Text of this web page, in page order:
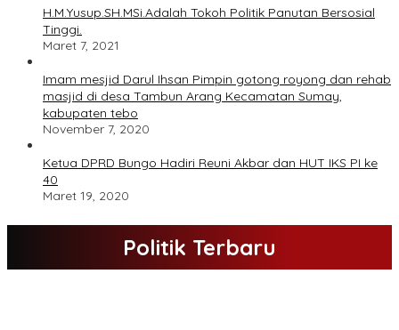
H.M.Yusup.SH.MSi.Adalah Tokoh Politik Panutan Bersosial
Tinggi.
Maret 7, 2021
Imam mesjid Darul Ihsan Pimpin gotong royong dan rehab
masjid di desa Tambun Arang Kecamatan Sumay,
kabupaten tebo
November 7, 2020
Ketua DPRD Bungo Hadiri Reuni Akbar dan HUT IKS PI ke
40
Maret 19, 2020
Politik Terbaru